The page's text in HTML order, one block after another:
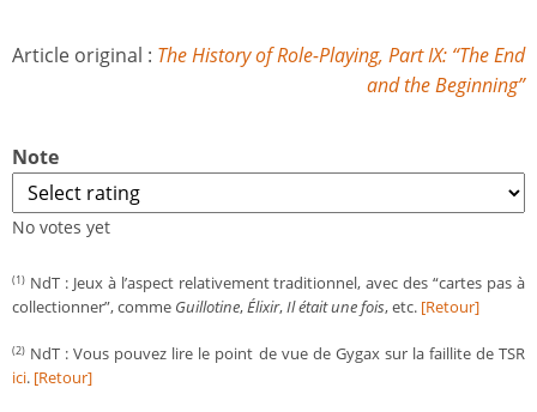
Article original : The History of Role-Playing, Part IX: “The End
and the Beginning”
Note
No votes yet
(1) NdT : Jeux à l’aspect relativement traditionnel, avec des “cartes pas à
collectionner”, comme Guillotine,Élixir,Il était une fois, etc. [Retour]
(2) NdT : Vous pouvez lire le point de vue de Gygax sur la faillite de TSR
ici. [Retour]